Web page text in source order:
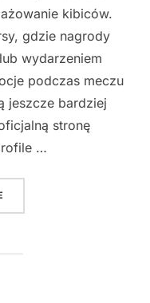
kibiców.
gdzie nagrody
wydarzeniem
podczas meczu
jeszcze bardziej
stronę
…